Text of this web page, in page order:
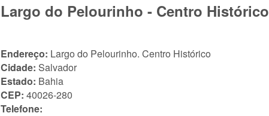
Largo do Pelourinho - Centro Histórico
Endereço: Largo do Pelourinho. Centro Histórico
Cidade: Salvador
Estado: Bahia
CEP: 40026-280
Telefone: